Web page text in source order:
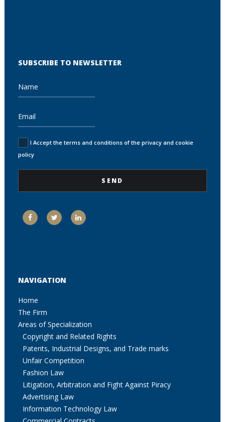
SUBSCRIBE TO NEWSLETTER
I Accept the terms and conditions of the privacy and cookie
policy
NAVIGATION
Home
The Firm
Areas of Specialization
Copyright and Related Rights
Patents, Industrial Designs, and Trade marks
Unfair Competition
Fashion Law
Litigation, Arbitration and Fight Against Piracy
Advertising Law
Information Technology Law